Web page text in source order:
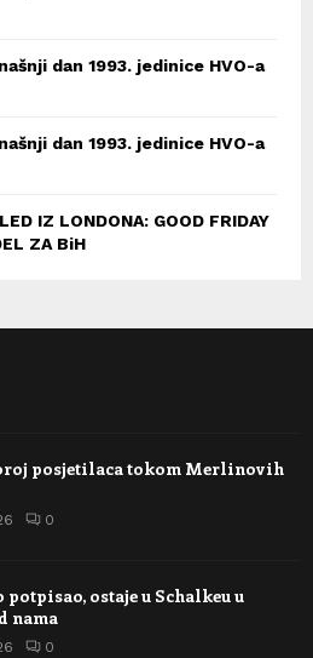
dan 1993. jedinice HVO-a
dan 1993. jedinice HVO-a
IZ LONDONA: GOOD FRIDAY
ZA BiH
posjetilaca tokom Merlinovih
0
potpisao, ostaje u Schalkeu u
nama
0